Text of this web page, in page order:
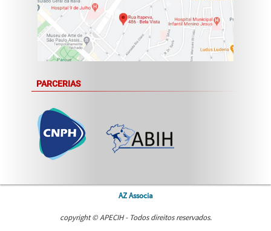
PARCERIAS
AZ Associa
copyright © APECIH - Todos direitos reservados.